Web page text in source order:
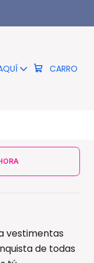
CARRO
vestimentas
de todas